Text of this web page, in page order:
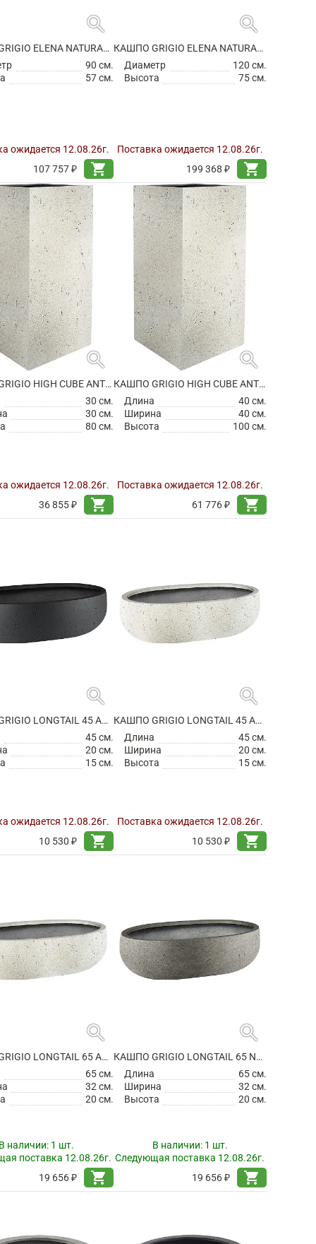
search
КАШПО GRIGIO ELENA NATURAL CONCRETE
90 см.
57 см.
ожидается 12.08.26г.
107 757 ₽
shopping_cart
search
КАШПО GRIGIO ELENA NATURAL CONCRETE
Диаметр
120 см.
Высота
75 см.
Поставка ожидается 12.08.26г.
199 368 ₽
shopping_cart
search
КАШПО GRIGIO HIGH CUBE ANTIQUE WHITE
30 см.
30 см.
80 см.
ожидается 12.08.26г.
36 855 ₽
shopping_cart
search
КАШПО GRIGIO HIGH CUBE ANTIQUE WHITE
Длина
40 см.
Ширина
40 см.
Высота
100 см.
Поставка ожидается 12.08.26г.
61 776 ₽
shopping_cart
search
КАШПО GRIGIO LONGTAIL 45 ANTHRACITE
45 см.
20 см.
15 см.
ожидается 12.08.26г.
10 530 ₽
shopping_cart
search
КАШПО GRIGIO LONGTAIL 45 ANTIQUE WHITE
Длина
45 см.
Ширина
20 см.
Высота
15 см.
Поставка ожидается 12.08.26г.
10 530 ₽
shopping_cart
search
КАШПО GRIGIO LONGTAIL 65 ANTIQUE WHITE
65 см.
32 см.
20 см.
наличии: 1 шт.
поставка 12.08.26г.
19 656 ₽
shopping_cart
search
КАШПО GRIGIO LONGTAIL 65 NATURAL CONCRETE
Длина
65 см.
Ширина
32 см.
Высота
20 см.
В наличии: 1 шт.
Следующая поставка 12.08.26г.
19 656 ₽
shopping_cart